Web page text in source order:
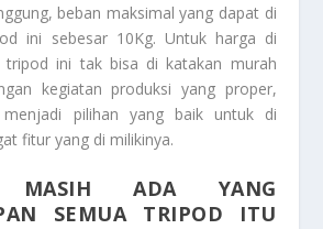
beban maksimal yang dapat di
ini sebesar 10Kg. Untuk harga di
ini tak bisa di katakan murah
kegiatan produksi yang proper,
pilihan yang baik untuk di
fitur yang di milikinya.
MASIH ADA YANG
SEMUA TRIPOD ITU